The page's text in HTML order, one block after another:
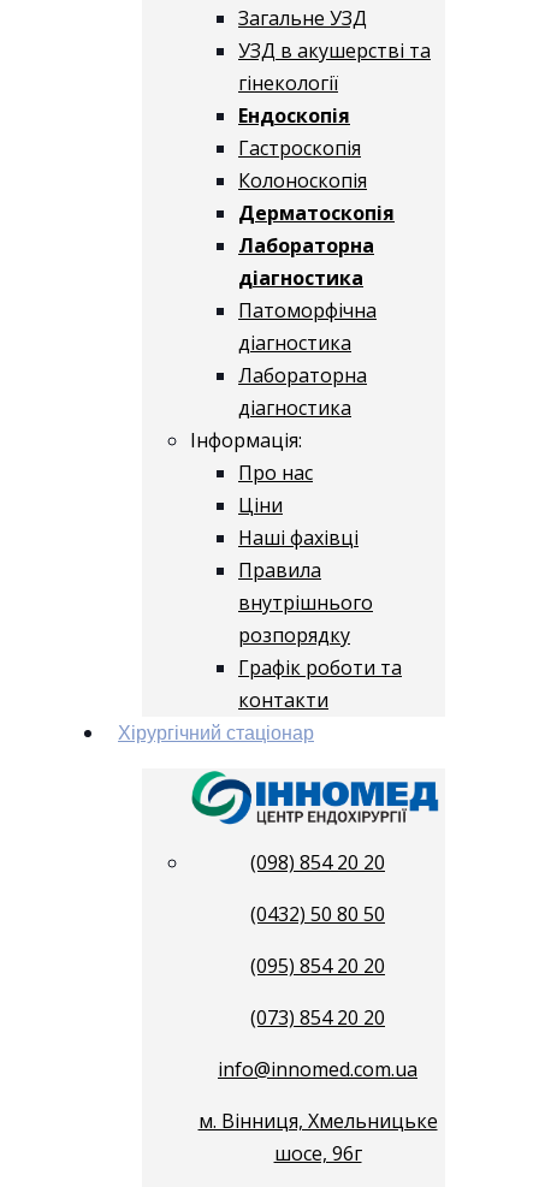
Загальне УЗД
УЗД в акушерстві та
гінекології
Ендоскопія
Гастроскопія
Колоноскопія
Дерматоскопія
Лабораторна
діагностика
Патоморфічна
діагностика
Лабораторна
діагностика
Інформація:
Про нас
Ціни
Наші фахівці
Правила
внутрішнього
розпорядку
Графік роботи та
контакти
Хірургічний стаціонар
(098) 854 20 20
(0432) 50 80 50
(095) 854 20 20
(073) 854 20 20
info@innomed.com.ua
м. Вінниця, Хмельницьке
шосе, 96г